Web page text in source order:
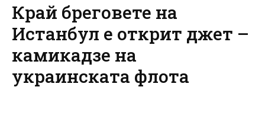
Край бреговете на
Истанбул е открит джет –
камикадзе на
украинската флота